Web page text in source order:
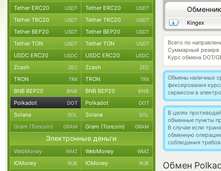
Обменник
Kingex
Всего по
Суммарный резерв
Курс обмена DOT/
Обмены наличных
фиксирования
сервисом в
В целях
обменные пункты
В случае если
обменную
соблюдения
Обмен
Tether ERC20 USDT Tether ERC20 USDT
Tether TRC20 USDT Tether TRC20 USDT
Tether BEP20 USDT Tether BEP20 USDT
Tether TON USDT Tether TON USDT
USDC ERC20 USDC USDC ERC20 USDC
Zcash ZEC Zcash ZEC
TRON TRX TRON TRX
BNB BEP20 BNB BNB BEP20 BNB
Polkadot DOT Polkadot DOT
Solana SOL Solana SOL
Gram (Toncoin) GRAM Gram (Toncoin) GRAM
Электронные деньги
WebMoney WMZ WebMoney WMZ
ЮMoney RUB ЮMoney RUB